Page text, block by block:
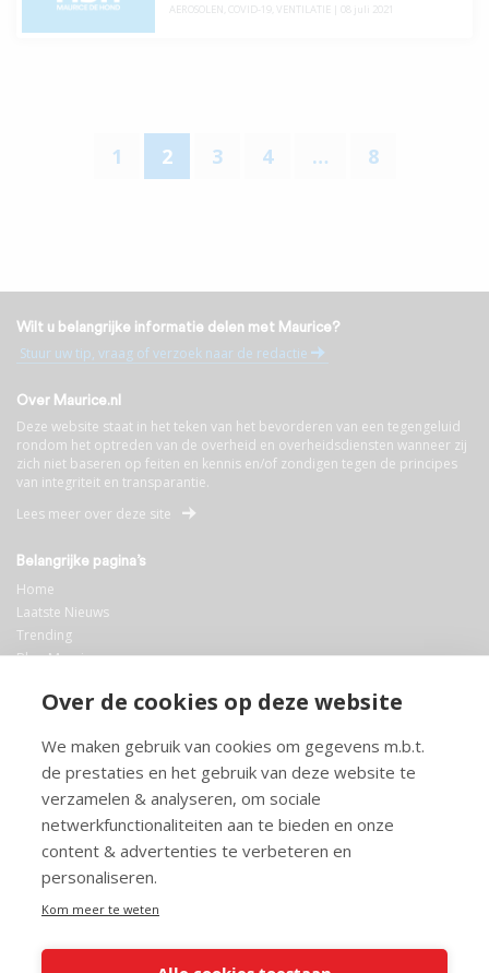
Over de cookies op deze website
We maken gebruik van cookies om gegevens m.b.t.
de prestaties en het gebruik van deze website te
verzamelen & analyseren, om sociale
netwerkfunctionaliteiten aan te bieden en onze
content & advertenties te verbeteren en
personaliseren.
Kom meer te weten
AEROSOLEN COVID-19, VENTILATIE 08 juli 2021
1 2 3 4 … 8
Wilt u belangrijke informatie delen met Maurice?
Stuur uw tip, vraag of verzoek naar de redactie
Over Maurice.nl
Deze website staat in het teken van het bevorderen van een tegengeluid
rondom het optreden van de overheid en overheidsdiensten wanneer zij
zich niet baseren op feiten en kennis en/of zondigen tegen de principes
van integriteit en transparantie.
Lees meer over deze site
Belangrijke pagina’s
Home
Laatste Nieuws
Trending
Blog Maurice
Bibliotheek
Info en service
FAQ
Doneren
Privacy
Voorwaarden
Meedoen